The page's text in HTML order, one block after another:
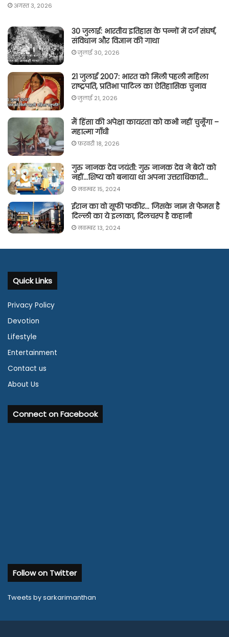
अगस्त 3, 2026
30 जुलाई: भारतीय इतिहास के पन्नों में दर्ज संघर्ष,
संविधान और विज्ञान की गाथा
जुलाई 30, 2026
21 जुलाई 2007: भारत को मिली पहली महिला
राष्ट्रपति, प्रतिभा पाटिल का ऐतिहासिक चुनाव
जुलाई 21, 2026
मैं हिंसा की अपेक्षा कायरता को कभी नहीं चुनूँगा –
महात्मा गाँधी
फ़रवरी 18, 2026
गुरु नानक देव जयंती: गुरु नानक देव ने बेटों को
नहीं…शिष्य को बनाया था अपना उत्तराधिकारी…
नवम्बर 15, 2024
ईरान का वो सूफी फकीर… जिसके नाम से फेमस है
दिल्ली का ये इलाका, दिलचस्प है कहानी
नवम्बर 13, 2024
Quick Links
Privacy Policy
Devotion
Lifestyle
Entertainment
Contact us
About Us
Connect on Facebook
Follow on Twitter
Tweets by sarkarimanthan